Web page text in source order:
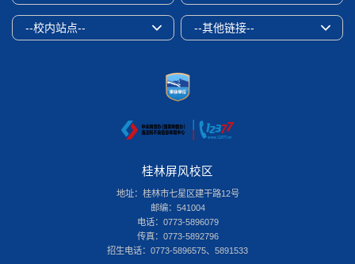
--校内站点-- --其他链接--
桂林屏风校区
地址：桂林市七星区建干路12号
邮编：541004
电话：0773-5896079
传真：0773-5892796
招生电话：0773-5896575、5891533